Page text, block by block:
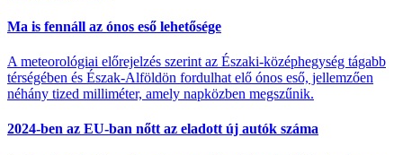
Ma is fennáll az ónos eső lehetősége
A meteorológiai előrejelzés szerint az Északi-középhegység tágabb
térségében és Észak-Alföldön fordulhat elő ónos eső, jellemzően
néhány tized milliméter, amely napközben megszűnik.
2024-ben az EU-ban nőtt az eladott új autók száma